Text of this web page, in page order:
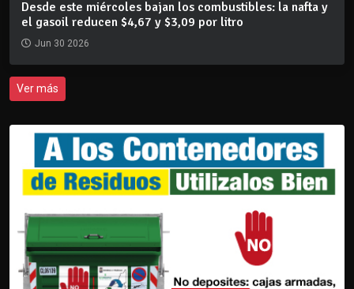
Desde este miércoles bajan los combustibles: la nafta y
el gasoil reducen $4,67 y $3,09 por litro
Jun 30 2026
Ver más